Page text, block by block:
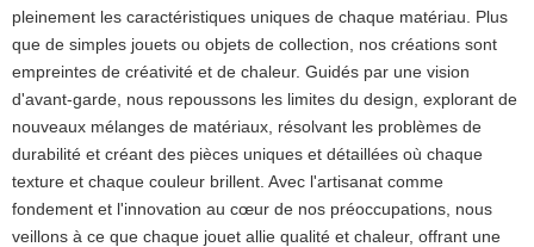
pleinement les caractéristiques uniques de chaque matériau. Plus
que de simples jouets ou objets de collection, nos créations sont
empreintes de créativité et de chaleur. Guidés par une vision
d'avant-garde, nous repoussons les limites du design, explorant de
nouveaux mélanges de matériaux, résolvant les problèmes de
durabilité et créant des pièces uniques et détaillées où chaque
texture et chaque couleur brillent. Avec l'artisanat comme
fondement et l'innovation au cœur de nos préoccupations, nous
veillons à ce que chaque jouet allie qualité et chaleur, offrant une